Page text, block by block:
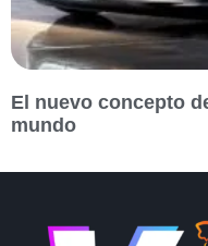
El nuevo concepto
mundo